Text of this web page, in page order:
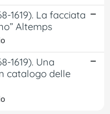
1619). La facciata
Altemps
1619). Una
catalogo delle